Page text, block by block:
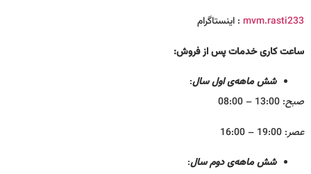
mvm.rasti233: اینستا‌گرام
ساعت کاریخدمات پس از فروش:
شش ماهه‌ی اول سال:
صبح: 13:00 – 08:00
عصر: 19:00 – 16:00
شش ماهه‌ی دوم سال: